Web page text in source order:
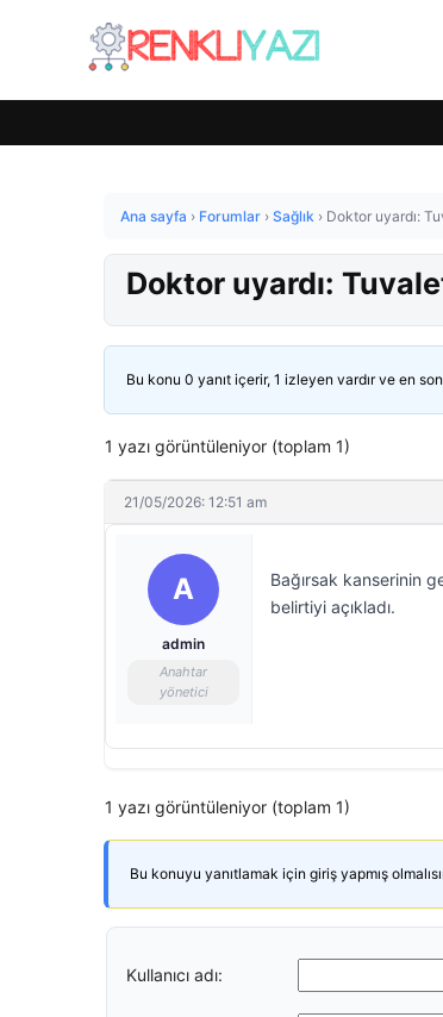
Ana sayfa › Forumlar › Sağlık › Doktor uyardı:
Doktor uyardı:
Bu konu 0 yanıt içerir, 1 izleyen vardır ve en son
1 yazı görüntüleniyor (toplam 1)
21/05/2026: 12:51 am
A
admin
Anahtar
yönetici
Bağırsak kanserinin
belirtiyi açıkladı.
1 yazı görüntüleniyor (toplam 1)
Bu konuyu yanıtlamak için giriş yapmış
Kullanıcı adı: